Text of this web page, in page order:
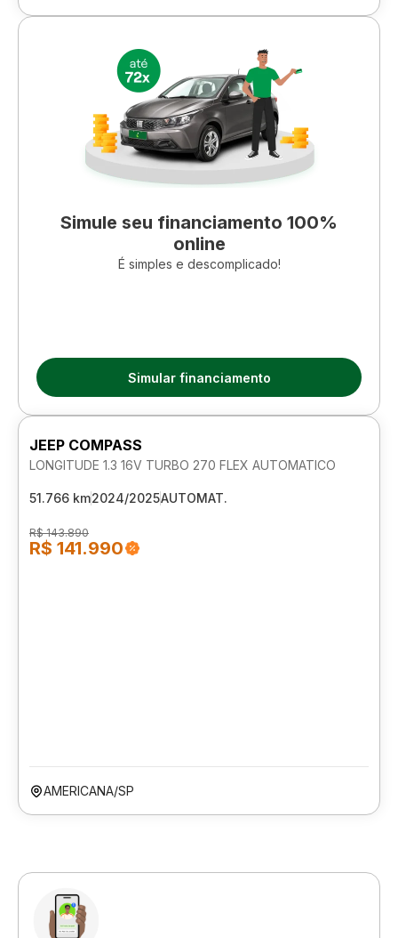
Simule seu financiamento 100%
online
É simples e descomplicado!
Simular financiamento
JEEP COMPASS
LONGITUDE 1.3 16V TURBO 270 FLEX AUTOMATICO
51.766 km2024/2025AUTOMAT.
R$ 143.890
R$ 141.990
AMERICANA/SP